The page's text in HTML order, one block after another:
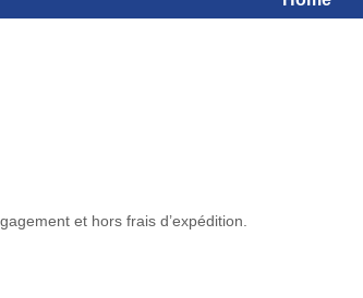
et hors frais d’expédition.